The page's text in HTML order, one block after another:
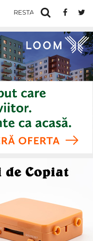
RESTAURANTE IN IASI